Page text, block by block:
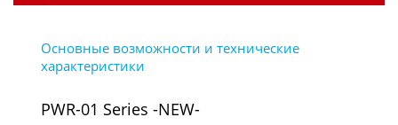
PWR-01 Series -NEW-